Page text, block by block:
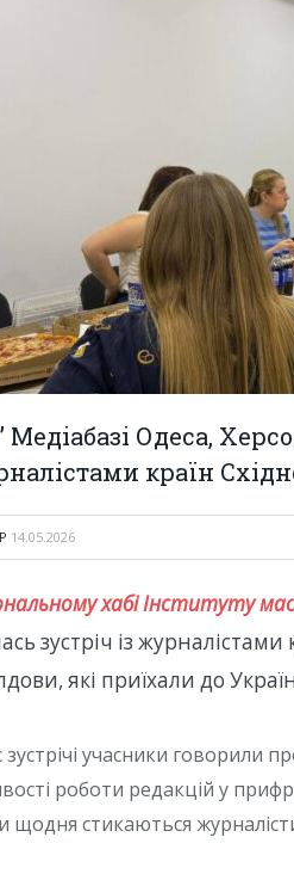
Медіабазі Одеса,
країн
14.05.2026
хабі Інституту
зустріч із
які приїхали до
зустрічі учасники говорили
роботи редакцій у
щодня стикаються